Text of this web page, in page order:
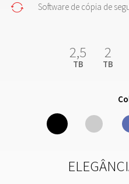
Software de cópia de
2,5
TB
2
TB